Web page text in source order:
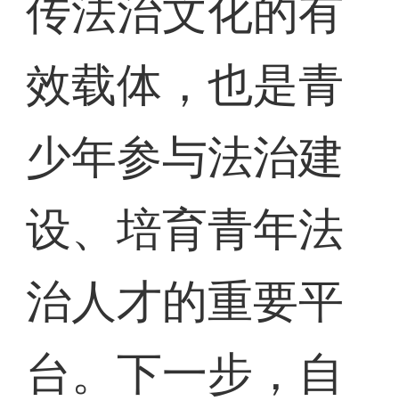
传法治文化的有
效载体，也是青
少年参与法治建
设、培育青年法
治人才的重要平
台。下一步，自